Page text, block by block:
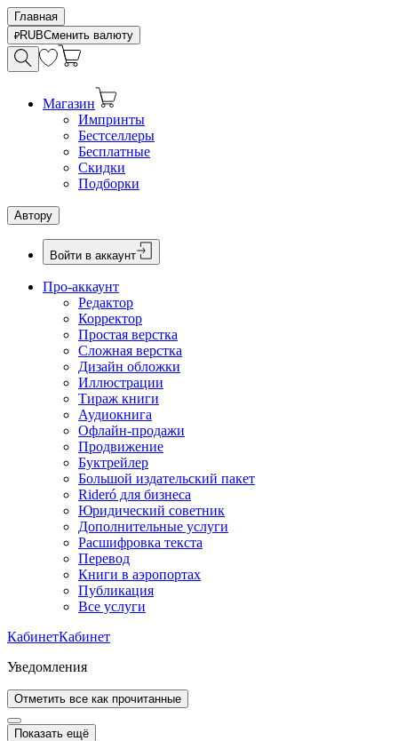
Главная
RUBСменить валюту
Магазин
Импринты
Бестселлеры
Бесплатные
Скидки
Подборки
Автору
Войти в аккаунт
Про-аккаунт
Редактор
Корректор
Простая верстка
Сложная верстка
Дизайн обложки
Иллюстрации
Тираж книги
Аудиокнига
Офлайн-продажи
Продвижение
Буктрейлер
Большой издательский пакет
Rideró для бизнеса
Юридический советник
Дополнительные услуги
Расшифровка текста
Перевод
Книги в аэропортах
Публикация
Все услуги
КабинетКабинет
Уведомления
Отметить все как прочитанные
Показать ещё